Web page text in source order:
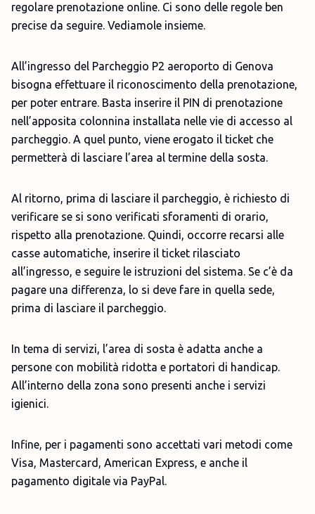
regolare prenotazione online. Ci sono delle regole ben
precise da seguire. Vediamole insieme.
All’ingresso del Parcheggio P2 aeroporto di Genova
bisogna effettuare il riconoscimento della prenotazione,
per poter entrare. Basta inserire il PIN di prenotazione
nell’apposita colonnina installata nelle vie di accesso al
parcheggio. A quel punto, viene erogato il ticket che
permetterà di lasciare l’area al termine della sosta.
Al ritorno, prima di lasciare il parcheggio, è richiesto di
verificare se si sono verificati sforamenti di orario,
rispetto alla prenotazione. Quindi, occorre recarsi alle
casse automatiche, inserire il ticket rilasciato
all’ingresso, e seguire le istruzioni del sistema. Se c’è da
pagare una differenza, lo si deve fare in quella sede,
prima di lasciare il parcheggio.
In tema di servizi, l’area di sosta è adatta anche a
persone con mobilità ridotta e portatori di handicap.
All’interno della zona sono presenti anche i servizi
igienici.
Infine, per i pagamenti sono accettati vari metodi come
Visa, Mastercard, American Express, e anche il
pagamento digitale via PayPal.